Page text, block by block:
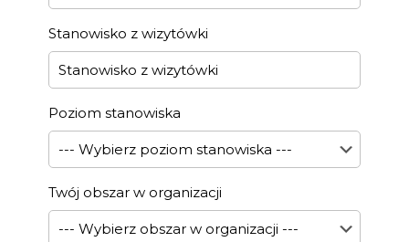
Stanowisko z wizytówki
Poziom stanowiska
Twój obszar w organizacji